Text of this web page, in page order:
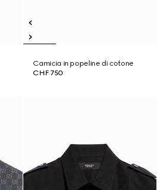
Camicia in popeline di cotone
CHF 750